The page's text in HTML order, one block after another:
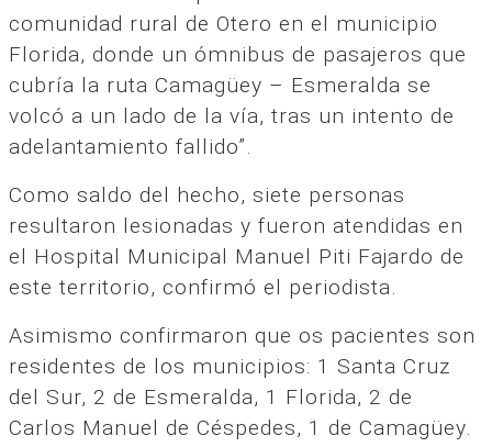
comunidad rural de Otero en el municipio
Florida, donde un ómnibus de pasajeros que
cubría la ruta Camagüey – Esmeralda se
volcó a un lado de la vía, tras un intento de
adelantamiento fallido”.
Como saldo del hecho, siete personas
resultaron lesionadas y fueron atendidas en
el Hospital Municipal Manuel Piti Fajardo de
este territorio, confirmó el periodista.
Asimismo confirmaron que os pacientes son
residentes de los municipios: 1 Santa Cruz
del Sur, 2 de Esmeralda, 1 Florida, 2 de
Carlos Manuel de Céspedes, 1 de Camagüey.